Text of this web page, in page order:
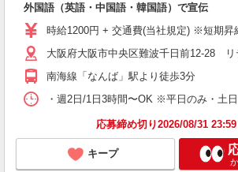
外国語（英語・中国語・韓国語）で宣伝
時給1200円 + 交通費(当社規定) ※短期
大阪府大阪市中央区難波千日前12-28 リ
南海線「なんば」駅より徒歩3分
・週2日/1日3時間〜OK ※平日のみ・土
応募締め切り2026/08/31
キープ